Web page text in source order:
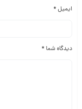
ایمیل*
دیدگاه شما*